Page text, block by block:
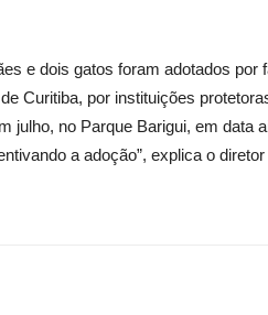
e dois gatos foram adotados
Curitiba, por instituições
julho, no Parque Barigui, em
a adoção”, explica o